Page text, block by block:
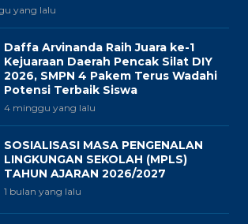
yang lalu
Daffa Arvinanda Raih Juara ke-1
Kejuaraan Daerah Pencak Silat DIY
2026, SMPN 4 Pakem Terus Wadahi
Potensi Terbaik Siswa
4 minggu yang lalu
SOSIALISASI MASA PENGENALAN
LINGKUNGAN SEKOLAH (MPLS)
TAHUN AJARAN 2026/2027
1 bulan yang lalu